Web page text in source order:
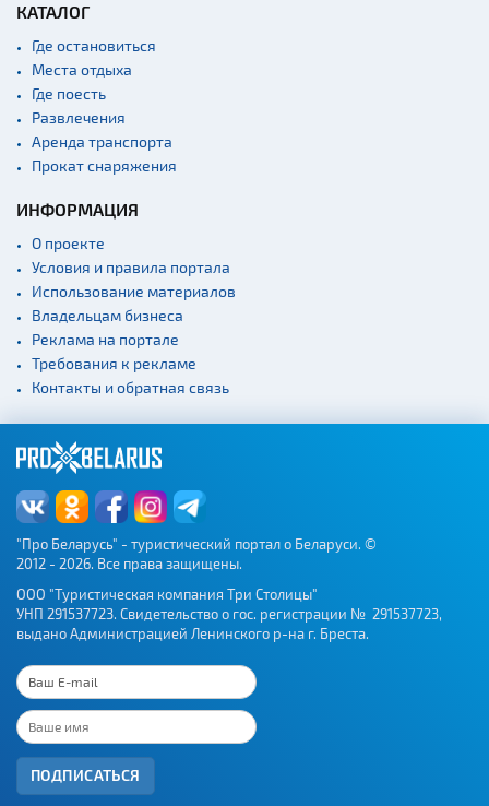
КАТАЛОГ
Где остановиться
Места отдыха
Где поесть
Развлечения
Аренда транспорта
Прокат снаряжения
ИНФОРМАЦИЯ
О проекте
Условия и правила портала
Использование материалов
Владельцам бизнеса
Реклама на портале
Требования к рекламе
Контакты и обратная связь
"Про Беларусь" - туристический портал о Беларуси. ©
2012 - 2026. Все права защищены.
ООО "Туристическая компания Три Столицы"
УНП 291537723. Свидетельство о гос. регистрации № 291537723,
выдано Администрацией Ленинского р-на г. Бреста.
ПОДПИСАТЬСЯ